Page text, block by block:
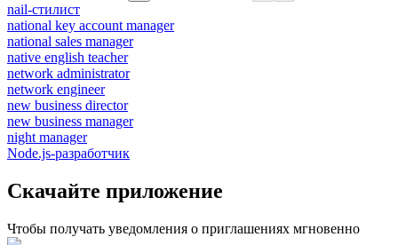
nail-стилист
national key account manager
national sales manager
native english teacher
network administrator
network engineer
new business director
new business manager
night manager
Node.js-разработчик
Скачайте приложение
Чтобы получать уведомления о приглашениях мгновенно